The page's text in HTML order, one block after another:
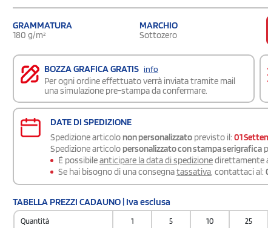
GRAMMATURA
180 g/m²
MARCHIO
Sottozero
BOZZA GRAFICA GRATIS info
Per ogni ordine effettuato verrà inviata tramite mail
una simulazione pre-stampa da confermare.
DATE DI SPEDIZIONE
Spedizione articolo non personalizzato previsto il: 01
Spedizione articolo personalizzato con stampa serigrafica
É possibileanticipare la data di spedizionedirettamente
Se hai bisogno di una consegnatassativa , contattaci al:
TABELLA PREZZI CADAUNO | Iva esclusa
Quantità 1 5 10 25